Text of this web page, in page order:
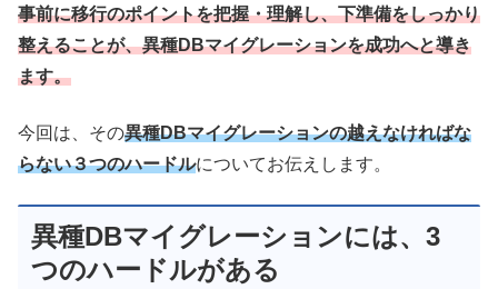
事前に移行のポイントを把握・理解し、下準備をしっかり
整えることが、異種DBマイグレーションを成功へと導き
ます。
今回は、その異種DBマイグレーションの越えなければな
らない３つのハードルについてお伝えします。
異種DBマイグレーションには、3
つのハードルがある